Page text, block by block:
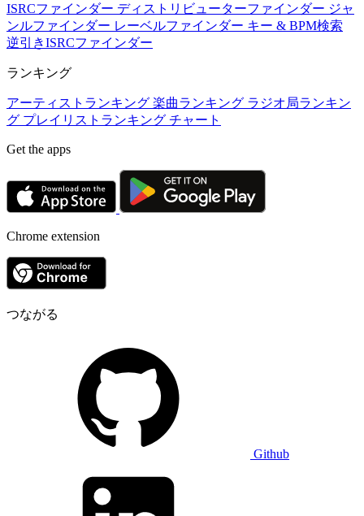
ISRCファインダー ディストリビューターファインダー ジャ
ンルファインダー レーベルファインダー キー & BPM検索
逆引きISRCファインダー
ランキング
アーティストランキング 楽曲ランキング ラジオ局ランキン
グ プレイリストランキング チャート
Get the apps
Chrome extension
つながる
Github